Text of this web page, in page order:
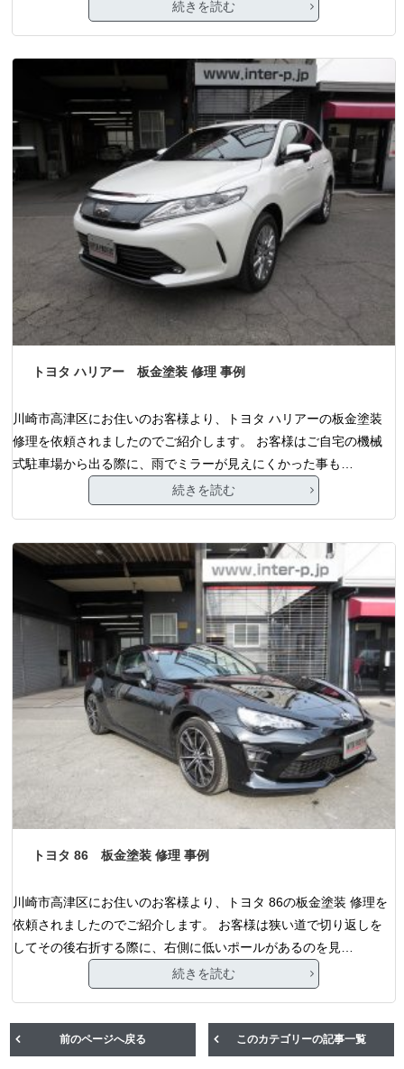
続きを読む
トヨタ ハリアー 板金塗装 修理 事例
川崎市高津区にお住いのお客様より、トヨタ ハリアーの板金塗装
修理を依頼されましたのでご紹介します。 お客様はご自宅の機械
式駐車場から出る際に、雨でミラーが見えにくかった事も…
続きを読む
トヨタ 86 板金塗装 修理 事例
川崎市高津区にお住いのお客様より、トヨタ 86の板金塗装 修理を
依頼されましたのでご紹介します。 お客様は狭い道で切り返しを
してその後右折する際に、右側に低いポールがあるのを見…
続きを読む
前のページへ戻る このカテゴリーの記事一覧